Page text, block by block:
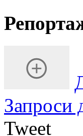
Запроси
Tweet